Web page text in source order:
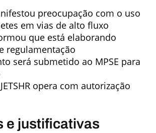
preocupação com o uso
em vias de alto fluxo
que está elaborando
regulamentação
será submetido ao MPSE para
opera com autorização
e justificativas